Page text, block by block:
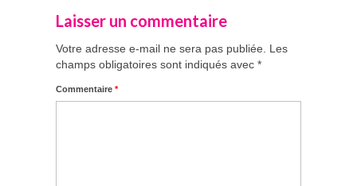
Laisser un commentaire
Votre adresse e-mail ne sera pas publiée.
Les
champs obligatoires sont indiqués avec *
Commentaire *